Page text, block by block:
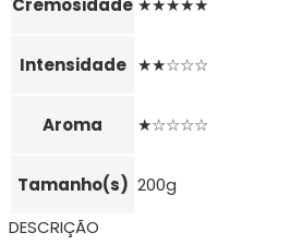
Intensidade ★★☆☆☆
Aroma ★☆☆☆☆
Tamanho(s) 200g
DESCRIÇÃO